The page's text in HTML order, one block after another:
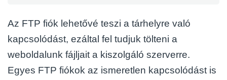
Az FTP fiók lehetővé teszi a tárhelyre való
kapcsolódást, ezáltal fel tudjuk tölteni a
weboldalunk fájljait a kiszolgáló szerverre.
Egyes FTP fiókok az ismeretlen kapcsolódást is